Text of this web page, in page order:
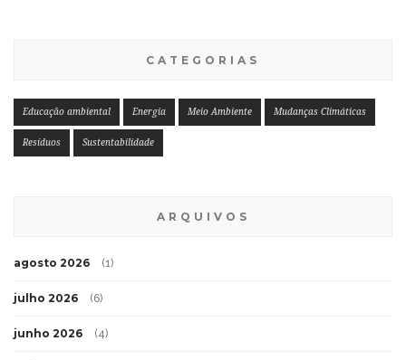
CATEGORIAS
Educação ambiental Energia Meio Ambiente Mudanças Climáticas
Resíduos Sustentabilidade
ARQUIVOS
agosto 2026 (1)
julho 2026 (6)
junho 2026 (4)